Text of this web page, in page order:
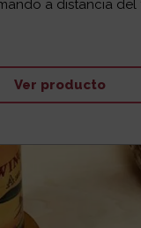
a distancia del
Ver producto